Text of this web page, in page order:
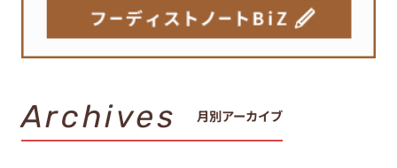
Archives 月別アーカイブ